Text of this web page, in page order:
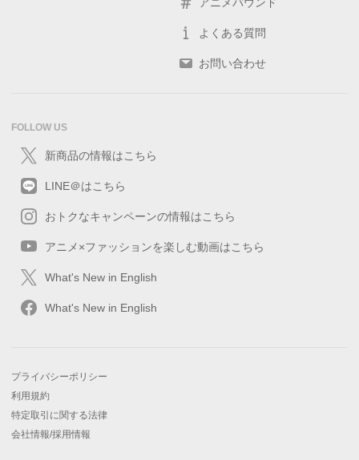
アニメバウンド
よくある質問
お問い合わせ
FOLLOW US
新商品の情報はこちら
LINE＠はこちら
おトクなキャンペーンの情報はこちら
アニメ×ファッションを楽しむ動画はこちら
What's New in English
What's New in English
プライバシーポリシー
利用規約
特定取引に関する法律
会社情報/採用情報